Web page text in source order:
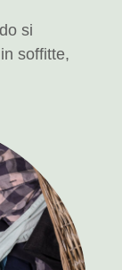
si
soffitte,